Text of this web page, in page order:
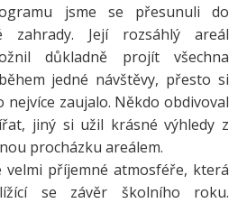
jsme se přesunuli do
zahrady. Její rozsáhlý areál
důkladně projít všechna
jedné návštěvy, přesto si
nejvíce zaujalo. Někdo obdivoval
jiný si užil krásné výhledy z
procházku areálem.
velmi příjemné atmosféře, která
se závěr školního roku.